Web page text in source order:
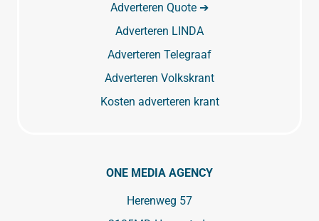
Adverteren Quote ➔
Adverteren LINDA
Adverteren Telegraaf
Adverteren Volkskrant
Kosten adverteren krant
ONE MEDIA AGENCY
Herenweg 57